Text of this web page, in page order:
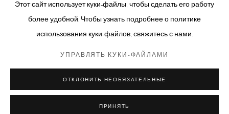
Этот сайт использует куки-файлы, чтобы сделать его работу
более удобной. Чтобы узнать подробнее о политике
использования куки-файлов, свяжитесь с нами.
УПРАВЛЯТЬ КУКИ-ФАЙЛАМИ
ОТКЛОНИТЬ НЕОБЯЗАТЕЛЬНЫЕ
ПРИНЯТЬ